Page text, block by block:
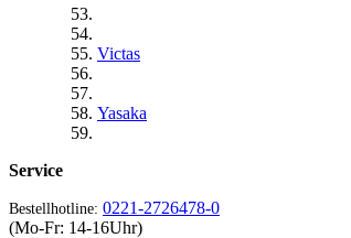
Victas
Yasaka
Service
Bestellhotline: 0221-2726478-0
(Mo-Fr: 14-16Uhr)